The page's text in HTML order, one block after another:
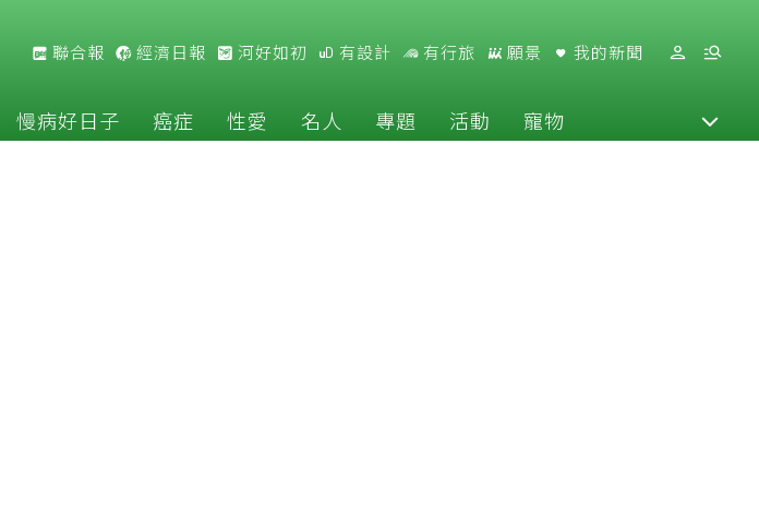
聯合報 經濟日報 河好如初 有設計 有行旅 願景 我的新聞
慢病好日子 癌症 性愛 名人 專題 活動 寵物